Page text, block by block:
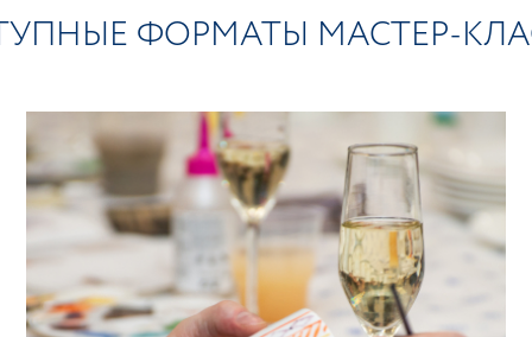
ФОРМАТЫ МАСТЕР-